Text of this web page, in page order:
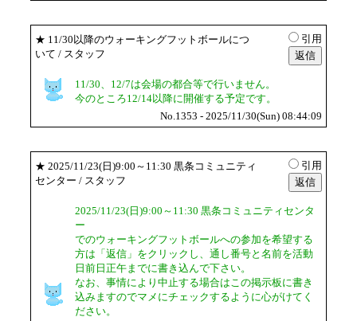
★ 11/30以降のウォーキングフットボールにつ
いて / スタッフ
引用
11/30、12/7は会場の都合等で行いません。
今のところ12/14以降に開催する予定です。
No.1353 - 2025/11/30(Sun) 08:44:09
★ 2025/11/23(日)9:00～11:30 黒条コミュニティ
センター / スタッフ
引用
2025/11/23(日)9:00～11:30 黒条コミュニティセンタ
ー
でのウォーキングフットボールへの参加を希望する
方は「返信」をクリックし、通し番号と名前を活動
日前日正午までに書き込んで下さい。
なお、事情により中止する場合はこの掲示板に書き
込みますのでマメにチェックするように心がけてく
ださい。